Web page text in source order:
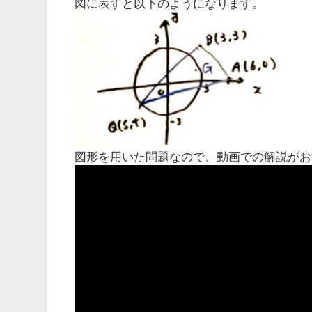
図に表すと以下のようになります。
図形を用いた問題なので、動画での解説が